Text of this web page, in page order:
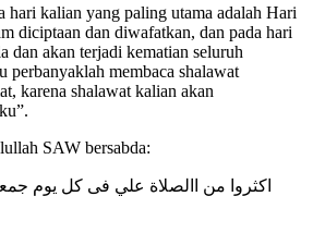
hari kalian yang paling utama adalah Hari
diciptaan dan diwafatkan, dan pada hari
dan akan terjadi kematian seluruh
perbanyaklah membaca shalawat
karena shalawat kalian akan
SAW bersabda:
اكثروا من االصلاة علي فى كل يوم